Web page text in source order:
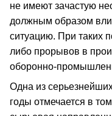
не имеют зачастую
должным образом
ситуацию. При таких
либо прорывов в
оборонно-
Одна из
годы отмечается в